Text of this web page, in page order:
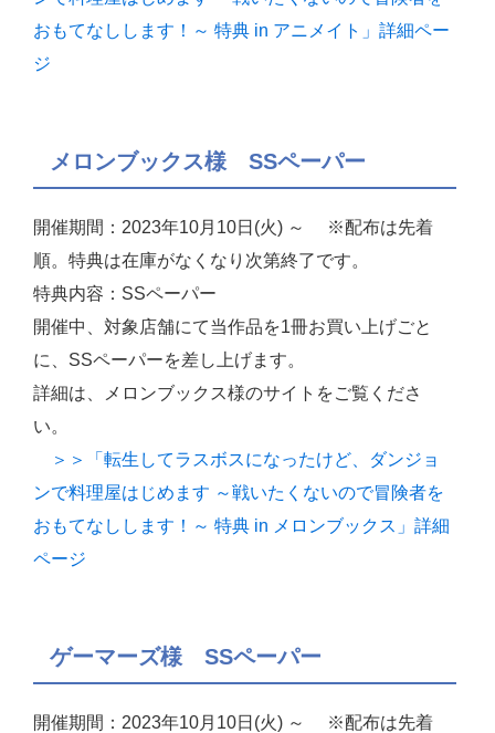
おもてなしします！～ 特典 in アニメイト」詳細ペー
ジ
メロンブックス様 SSペーパー
開催期間：2023年10月10日(火) ～ ※配布は先着
順。特典は在庫がなくなり次第終了です。
特典内容：SSペーパー
開催中、対象店舗にて当作品を1冊お買い上げごと
に、SSペーパーを差し上げます。
詳細は、メロンブックス様のサイトをご覧くださ
い。
＞＞「転生してラスボスになったけど、ダンジョ
ンで料理屋はじめます ～戦いたくないので冒険者を
おもてなしします！～ 特典 in メロンブックス」詳細
ページ
ゲーマーズ様 SSペーパー
開催期間：2023年10月10日(火) ～ ※配布は先着